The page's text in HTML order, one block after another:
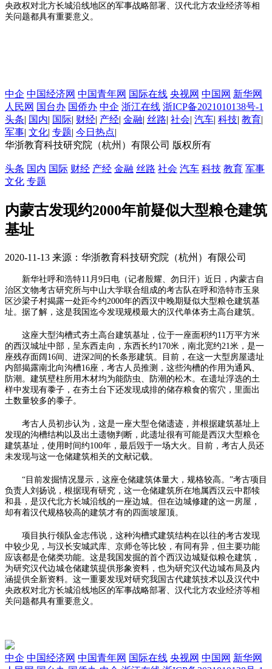
央政权对北方长城沿线地区的军事战略部署、汉代北方农业经济等相
关问题都具有重要意义。
中企 中国经济网 中国青年网 国际在线 央视网 中国网 新华网
人民网 国台办 国侨办 中企 浙江在线 浙ICP备2021010138号-1
头条| 国内| 国际| 财经| 产经| 金融| 丝路| 社会| 汽车| 科技| 教育|
军事| 文化| 专题| 今日热点|
华浙教育科技研究院（杭州）有限公司 版权所有
头条 国内 国际 财经 产经 金融 丝路 社会 汽车 科技 教育 军事
文化 专题
内蒙古发现约2000年前疑似大型粮仓建筑
基址
2020-11-13 来源：华浙教育科技研究院（杭州）有限公司
新华社呼和浩特11月9日电（记者殷耀、勿日汗）近日，内蒙古自
治区文物考古研究所与中山大学联合组成的考古队在呼和浩特市玉泉
区沙梁子村揭露一处距今约2000年的西汉中晚期疑似大型粮仓建筑基
址。据了解，这是我国迄今发现规模最大的汉代单体夯土高台建筑。
这座大型沟槽式夯土高台建筑基址，位于一座面积约11万平方米
的西汉城址中部，呈东西走向，东西长约170米，南北宽约21米，是一
座残存面阔16间、进深2间的长条形建筑。目前，在这一大型房屋遗址
内部揭露南北向沟槽16座，考古人员推测，这些沟槽的作用为通风、
防潮。建筑壁柱所用木材均为能防虫、防潮的松木。在遗址浮选的土
样中发现有黍子，在夯土台下还发现成排的储存粮食的窖穴，里面出
土数量较多的黍子。
考古人员初步认为，这是一座大型仓储遗迹，并根据建筑基址上
发现的沟槽结构以及出土遗物判断，此遗址很有可能是西汉大型粮仓
建筑基址，使用时间约100年，最后毁于一场大火。目前，考古人员还
未发现与这一仓储建筑相关的文献记载。
“目前发掘情况显示，这座仓储建筑体量大，规格较高。”考古项目
负责人刘扬说，根据现有研究，这一仓储建筑所在地属西汉云中郡犊
和县，是汉代北方长城沿线的一座边城。但在边城修建的这一房屋，
却有着汉代规格较高的建筑才有的四面坡屋顶。
项目执行领队金志伟说，这种沟槽式建筑结构在以往的考古发现
中较少见，与汉长安城武库、京师仓等比较，有同有异，但主要功能
应该都是仓储类功能。这是我国发掘的首个西汉边城疑似粮仓建筑，
为研究汉代边城仓储建筑提供形象资料，也为研究汉代边城布局及内
涵提供全新资料。这一重要发现对研究我国古代建筑技术以及汉代中
央政权对北方长城沿线地区的军事战略部署、汉代北方农业经济等相
关问题都具有重要意义。
中企 中国经济网 中国青年网 国际在线 央视网 中国网 新华网